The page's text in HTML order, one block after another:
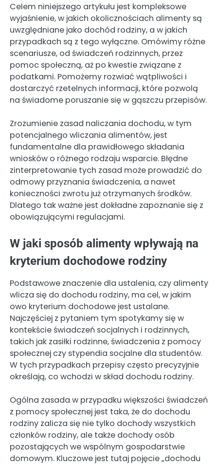
Celem niniejszego artykułu jest kompleksowe
wyjaśnienie, w jakich okolicznościach alimenty są
uwzględniane jako dochód rodziny, a w jakich
przypadkach są z tego wyłączne. Omówimy różne
scenariusze, od świadczeń rodzinnych, przez
pomoc społeczną, aż po kwestie związane z
podatkami. Pomożemy rozwiać wątpliwości i
dostarczyć rzetelnych informacji, które pozwolą
na świadome poruszanie się w gąszczu przepisów.
Zrozumienie zasad naliczania dochodu, w tym
potencjalnego wliczania alimentów, jest
fundamentalne dla prawidłowego składania
wniosków o różnego rodzaju wsparcie. Błędne
zinterpretowanie tych zasad może prowadzić do
odmowy przyznania świadczenia, a nawet
konieczności zwrotu już otrzymanych środków.
Dlatego tak ważne jest dokładne zapoznanie się z
obowiązującymi regulacjami.
W jaki sposób alimenty wpływają na
kryterium dochodowe rodziny
Podstawowe znaczenie dla ustalenia, czy alimenty
wlicza się do dochodu rodziny, ma cel, w jakim
owo kryterium dochodowe jest ustalane.
Najczęściej z pytaniem tym spotykamy się w
kontekście świadczeń socjalnych i rodzinnych,
takich jak zasiłki rodzinne, świadczenia z pomocy
społecznej czy stypendia socjalne dla studentów.
W tych przypadkach przepisy często precyzyjnie
określają, co wchodzi w skład dochodu rodziny.
Ogólna zasada w przypadku większości świadczeń
z pomocy społecznej jest taka, że do dochodu
rodziny zalicza się nie tylko dochody wszystkich
członków rodziny, ale także dochody osób
pozostających we wspólnym gospodarstwie
domowym. Kluczowe jest tutaj pojęcie „dochodu